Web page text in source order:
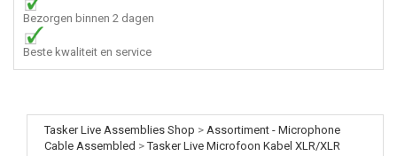
Bezorgen binnen 2 dagen
Beste kwaliteit en service
Tasker Live Assemblies Shop > Assortiment - Microphone
Cable Assembled >Tasker Live Microfoon Kabel XLR/XLR